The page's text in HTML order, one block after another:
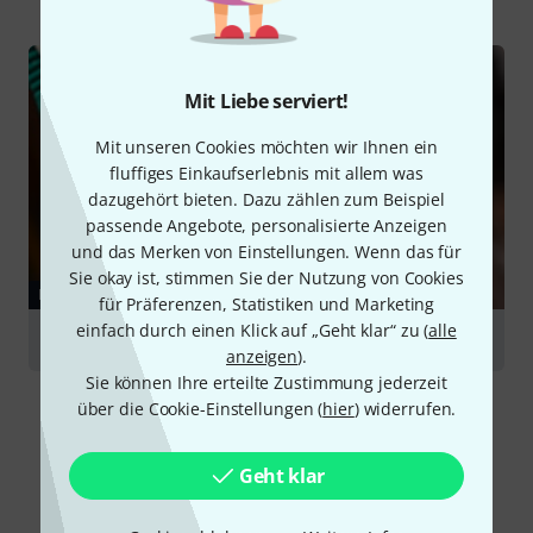
Mit Liebe serviert!
Mit unseren Cookies möchten wir Ihnen ein
fluffiges Einkaufserlebnis mit allem was
dazugehört bieten. Dazu zählen zum Beispiel
passende Angebote, personalisierte Anzeigen
und das Merken von Einstellungen. Wenn das für
Sie okay ist, stimmen Sie der Nutzung von Cookies
für Präferenzen, Statistiken und Marketing
einfach durch einen Klick auf „Geht klar“ zu (alle
anzeigen).
Sie können Ihre erteilte Zustimmung jederzeit
über die Cookie-Einstellungen (hier) widerrufen.
Geht klar
RATGEBER
Kabel
Alternativen vergleichen